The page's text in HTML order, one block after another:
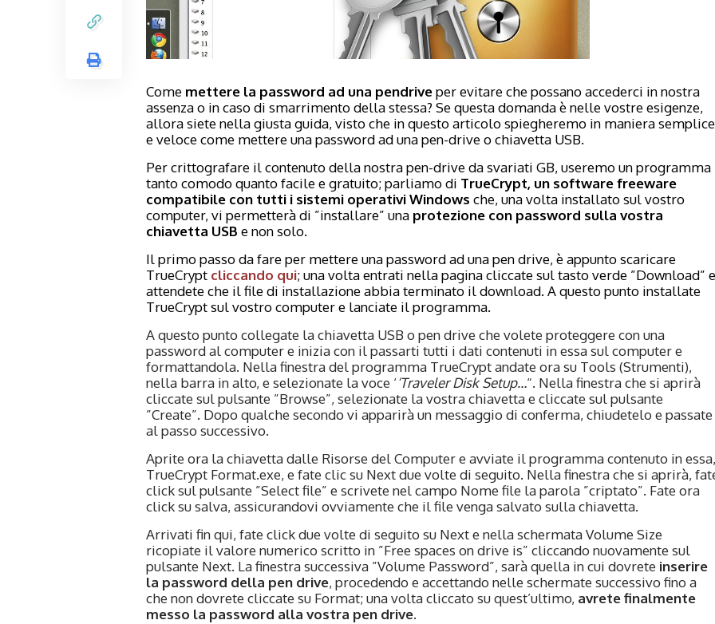
Come mettere la password ad una pendriveper evitare che possano accederci in nostra
assenza o in caso di smarrimento della stessa? Se questa domanda è nelle vostre esigenze,
allora siete nella giusta guida, visto che in questo articolo spiegheremo in maniera semplice
e veloce come mettere una password ad una pen-drive o chiavetta USB.
Per crittografare il contenuto della nostra pen-drive da svariati GB, useremo un programma
tanto comodo quanto facile e gratuito; parliamo di TrueCrypt, un software freeware
compatibile con tutti i sistemi operativi Windows che, una volta installato sul vostro
computer, vi permetterà di ”installare” una protezione con password sulla vostra
chiavetta USB e non solo.
Il primo passo da fare per mettere una password ad una pen drive, è appunto scaricare
TrueCrypt cliccando qui; una volta entrati nella pagina cliccate sul tasto verde ”Download” e
attendete che il file di installazione abbia terminato il download. A questo punto installate
TrueCrypt sul vostro computer e lanciate il programma.
A questo punto collegate la chiavetta USB o pen drive che volete proteggere con una
password al computer e inizia con il passarti tutti i dati contenuti in essa sul computer e
formattandola. Nella finestra del programma TrueCrypt andate ora su Tools (Strumenti),
nella barra in alto, e selezionate la voce ‘‘Traveler Disk Setup…“. Nella finestra che si aprirà
cliccate sul pulsante ”Browse”, selezionate la vostra chiavetta e cliccate sul pulsante
”Create”. Dopo qualche secondo vi apparirà un messaggio di conferma, chiudetelo e passate
al passo successivo.
Aprite ora la chiavetta dalle Risorse del Computer e avviate il programma contenuto in essa,
TrueCrypt Format.exe, e fate clic su Next due volte di seguito. Nella finestra che si aprirà,
click sul pulsante ”Select file” e scrivete nel campo Nome file la parola ”criptato”. Fate ora
click su salva, assicurandovi ovviamente che il file venga salvato sulla chiavetta.
Arrivati fin qui, fate click due volte di seguito su Next e nella schermata Volume Size
ricopiate il valore numerico scritto in ”Free spaces on drive is” cliccando nuovamente sul
pulsante Next. La finestra successiva ”Volume Password”, sarà quella in cui dovrete inserire
la password della pen drive, procedendo e accettando nelle schermate successivo fino a
che non dovrete cliccate su Format; una volta cliccato su quest’ultimo, avrete finalmente
messo la password alla vostra pen drive.